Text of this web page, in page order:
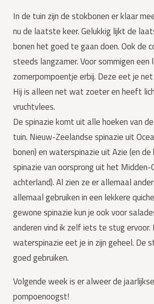
In de tuin zijn de stokbonen er klaar
nu de laatste keer. Gelukkig lijkt de
bonen het goed te gaan doen. Ook de
steeds langzamer. Voor sommigen een
zomerpompoentje erbij. Deze eet je
Hij is alleen net wat zoeter en heeft
vruchtvlees.
De spinazie komt uit alle hoeken van
tuin. Nieuw-Zeelandse spinazie uit
bonen) en waterspinazie uit Azie (en
spinazie van oorsprong uit het Midden-
achterland). Al zien ze er allemaal
allemaal gebruiken in een lekkere
gewone spinazie kun je ook voor
anderen vind ik zelf iets te stug ervoor.
waterspinazie eet je in zijn geheel. De
goed gebruiken.
Volgende week is er alweer de jaarlijkse
pompoenoogst!